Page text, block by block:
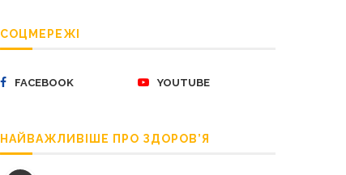
СОЦМЕРЕЖІ
FACEBOOK YOUTUBE
НАЙВАЖЛИВІШЕ ПРО ЗДОРОВ’Я